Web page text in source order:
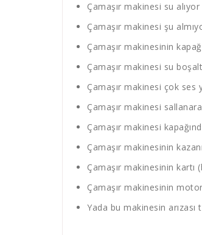
Çamaşır makinesi su
Çamaşır makinesi şu
Çamaşır makinesinin
Çamaşır makinesi su
Çamaşır makinesi çok ses
Çamaşır makinesi
Çamaşır makinesi
Çamaşır makinesinin
Çamaşır makinesinin kartı
Çamaşır makinesinin
Yada bu makinesin